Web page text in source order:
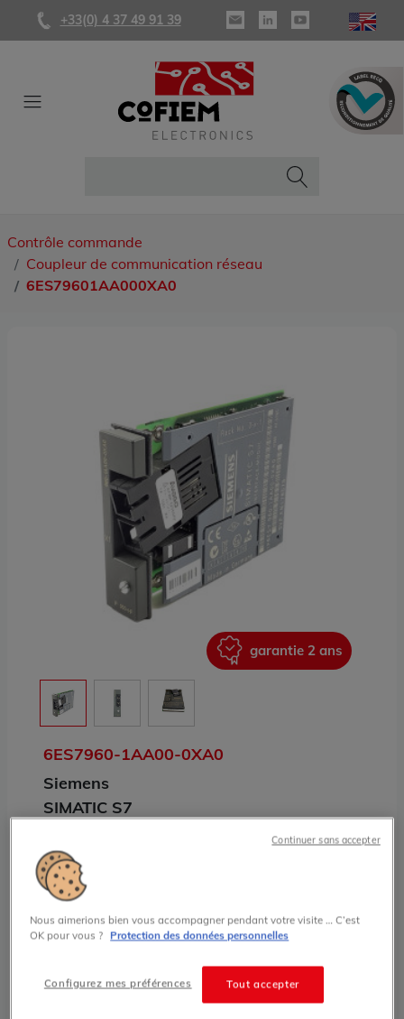
+33(0) 4 37 49 91 39
Contrôle commande
Coupleur de communication réseau
6ES79601AA000XA0
garantie 2 ans
6ES7960-1AA00-0XA0
Siemens
SIMATIC S7
6ES7960-1AA00-0XA0 Module de
synchronisation Simatic S7 Siemens
Grade:
635.00 € HT prix tarif
Nous aimerions bien vous accompagner pendant votre visite … C’est
OK pour vous ? Protection des données personnelles
Tout accepter
Configurez mes préférences
Continuer sans accepter